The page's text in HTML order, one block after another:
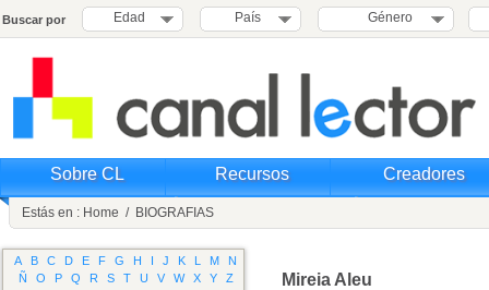
Buscar por Edad País Género
Sobre CL Recursos Creadores
Estás en : Home / BIOGRAFIAS
A B C D E F G H I J K L M
N
Ñ
O P Q R S T U V W X Y Z Mireia Aleu